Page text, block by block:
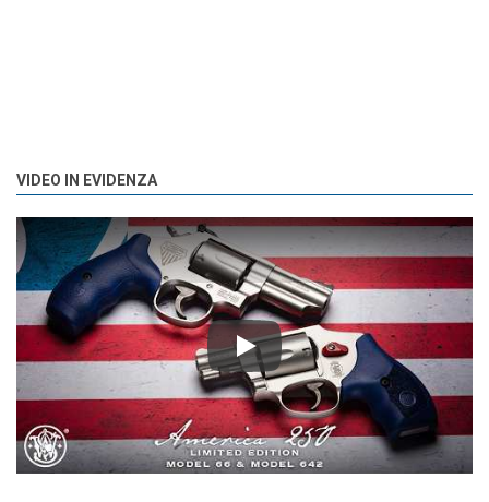
VIDEO IN EVIDENZA
Play